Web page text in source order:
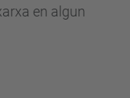
en algun